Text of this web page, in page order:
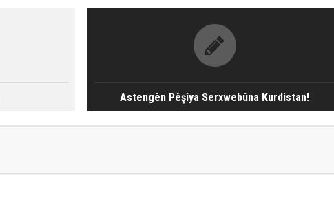
Astengên Pêşîya Serxwebûna Kurdistan!